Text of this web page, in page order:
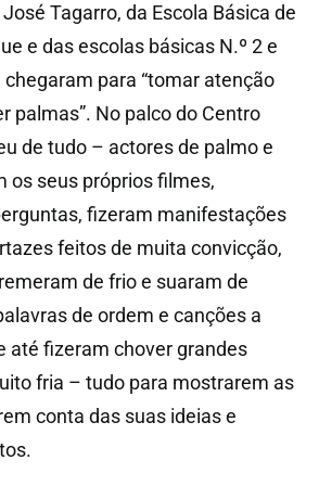
Tagarro, da Escola Básica de
e das escolas básicas N.º 2 e
chegaram para “tomar atenção
palmas”. No palco do Centro
de tudo – actores de palmo e
os seus próprios filmes,
fizeram manifestações
feitos de muita convicção,
de frio e suaram de
de ordem e canções a
até fizeram chover grandes
fria – tudo para mostrarem as
conta das suas ideias e